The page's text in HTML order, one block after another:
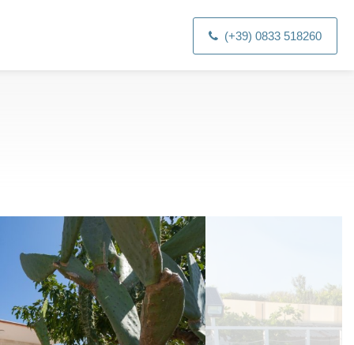
(+39) 0833 518260